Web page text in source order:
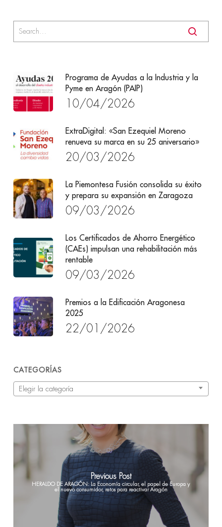
Programa de Ayudas a la Industria y la
Pyme en Aragón (PAIP)
10/04/2026
ExtraDigital: «San Ezequiel Moreno
renueva su marca en su 25 aniversario»
20/03/2026
La Piemontesa Fusión consolida su éxito
y prepara su expansión en Zaragoza
09/03/2026
Los Certificados de Ahorro Energético
(CAEs) impulsan una rehabilitación más
rentable
09/03/2026
Premios a la Edificación Aragonesa
2025
22/01/2026
CATEGORÍAS
Categorías
Elegir la categoría
Previous Post
HERALDO DE ARAGÓN: La Economía circular, el papel de Europa y
el nuevo consumidor, retos para reactivar Aragón